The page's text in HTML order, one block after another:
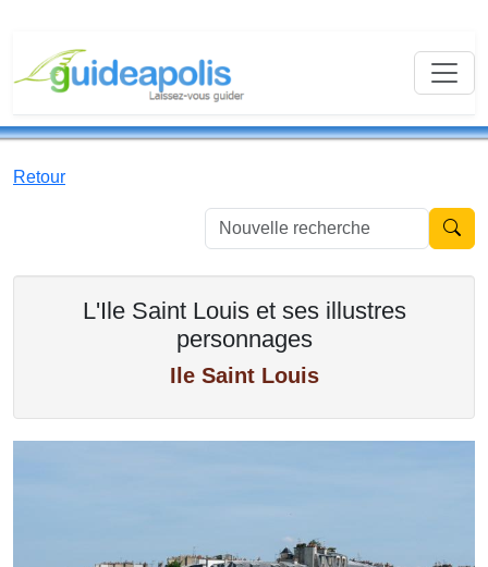
Retour
L'Ile Saint Louis et ses illustres
personnages
Ile Saint Louis